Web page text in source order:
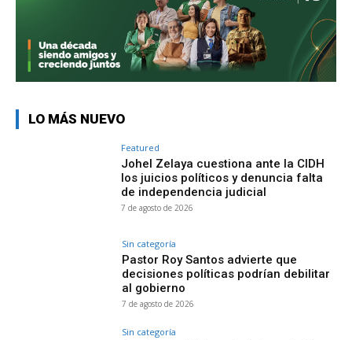
LO MÁS NUEVO
Featured
Johel Zelaya cuestiona ante la CIDH
los juicios políticos y denuncia falta
de independencia judicial
7 de agosto de 2026
Sin categoría
Pastor Roy Santos advierte que
decisiones políticas podrían debilitar
al gobierno
7 de agosto de 2026
Sin categoría